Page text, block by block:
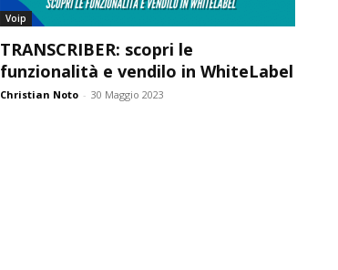
Voip
TRANSCRIBER: scopri le
funzionalità e vendilo in WhiteLabel
Christian Noto - 30 Maggio 2023